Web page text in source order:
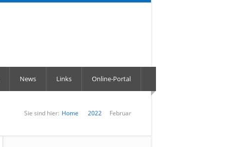
News Links Online-Portal
Sie sind hier: Home 2022 Februar